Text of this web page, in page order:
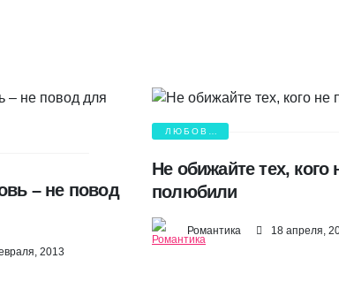
– не повод
2013
ЛЮБОВЬ
Не обижайте тех, кого
полюбили
Романтика 18 апреля,